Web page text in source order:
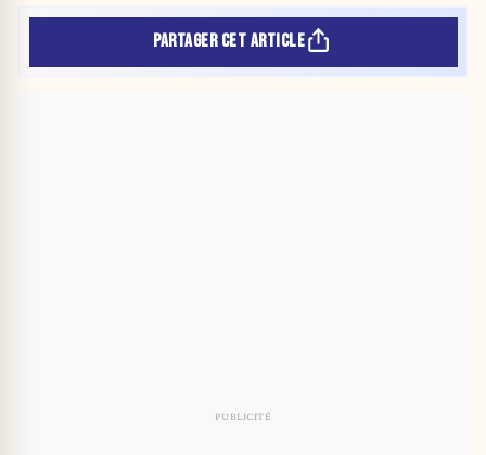
PARTAGER CET ARTICLE